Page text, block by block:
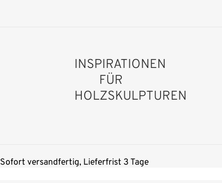
INSPIRATIONEN
FÜR
HOLZSKULPTUREN
Sofort versandfertig, Lieferfrist 3 Tage